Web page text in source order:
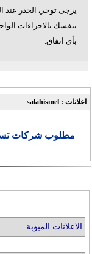
يرجى توخي الحذر عند
بنفسك بالاجراءات
بأي اتفاق.
اعلانات : salahismel
مطلوب شركات